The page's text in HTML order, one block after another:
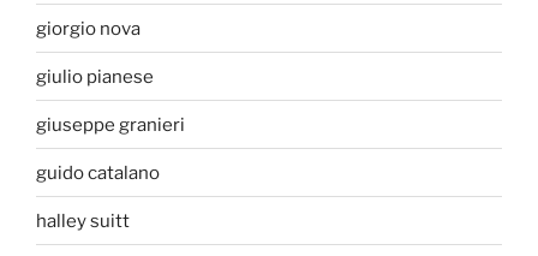
giorgio nova
giulio pianese
giuseppe granieri
guido catalano
halley suitt